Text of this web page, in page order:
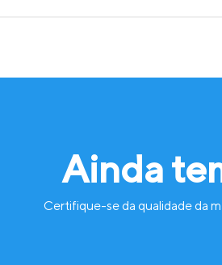
Ainda
Certifique-se da qualidade da